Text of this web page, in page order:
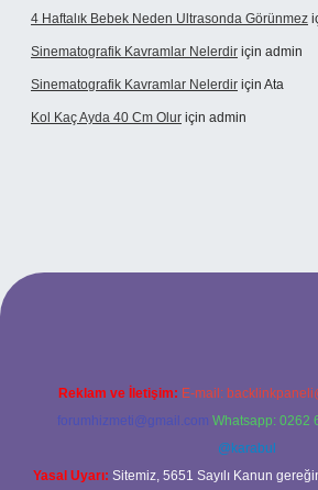
4 Haftalık Bebek Neden Ultrasonda Görünmez
Sinematografik Kavramlar Nelerdir için admin
Sinematografik Kavramlar Nelerdir için Ata
Kol Kaç Ayda 40 Cm Olur için admin
Reklam ve İletişim: E-mail:
forumhizmeti@gmail.com Whatsapp: 0262
@karabul
Yasal Uyarı: Sitemiz, 5651 Sayılı Kanun